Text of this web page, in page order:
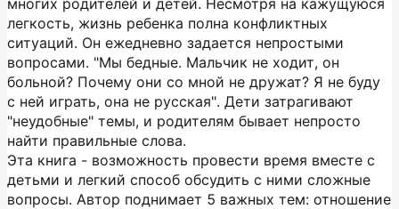
многих родителей и детей. Несмотря на кажущуюся
легкость, жизнь ребенка полна конфликтных
ситуаций. Он ежедневно задается непростыми
вопросами. "Мы бедные. Мальчик не ходит, он
больной? Почему они со мной не дружат? Я не буду
с ней играть, она не русская". Дети затрагивают
"неудобные" темы, и родителям бывает непросто
найти правильные слова.
Эта книга - возможность провести время вместе с
детьми и легкий способ обсудить с ними сложные
вопросы. Автор поднимает 5 важных тем: отношение